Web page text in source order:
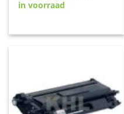
was:
in voorraad